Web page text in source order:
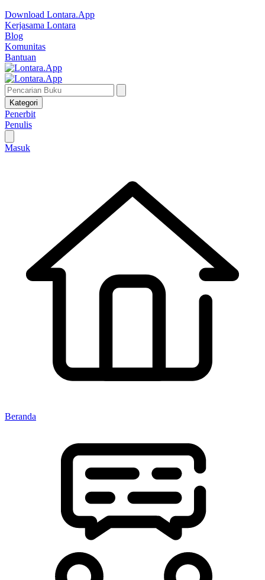
Download Lontara.App
Kerjasama Lontara
Blog
Komunitas
Bantuan
Kategori
Penerbit
Penulis
Masuk
Beranda